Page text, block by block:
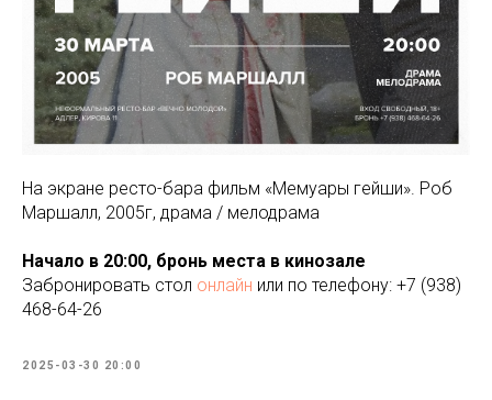
На экране ресто-бара фильм «Мемуары гейши». Роб
Маршалл, 2005г, драма / мелодрама
Начало в 20:00, бронь места в кинозале
Забронировать стол онлайн или по телефону: +7 (938)
468-64-26
2025-03-30 20:00